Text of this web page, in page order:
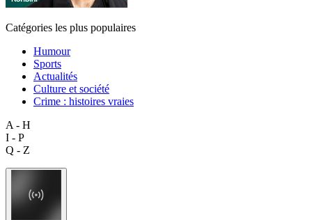
Catégories les plus populaires
Humour
Sports
Actualités
Culture et société
Crime : histoires vraies
A - H
I - P
Q - Z